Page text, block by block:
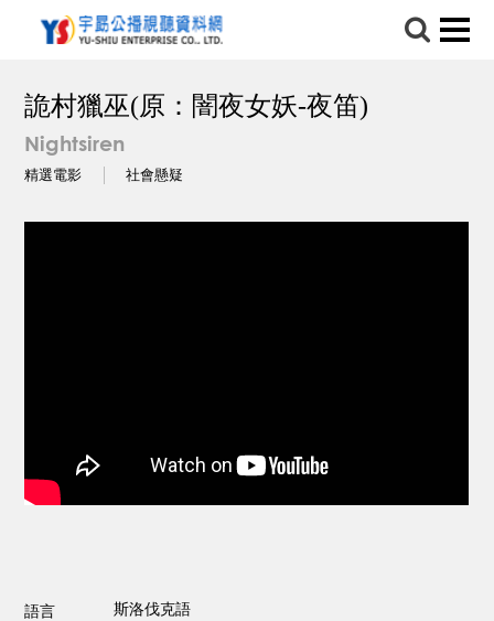
詭村獵巫(原：闇夜女妖-夜笛)
Nightsiren
精選電影 社會懸疑
語言 斯洛伐克語